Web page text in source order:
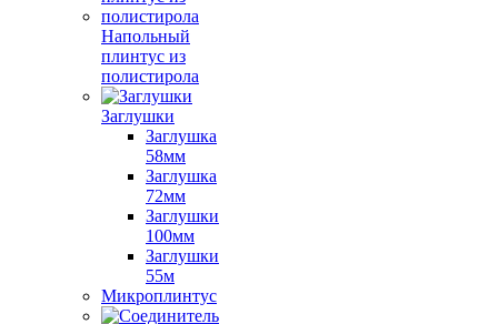
Напольный
плинтус из
полистирола
Заглушки
Заглушка
58мм
Заглушка
72мм
Заглушки
100мм
Заглушки
55м
Микроплинтус